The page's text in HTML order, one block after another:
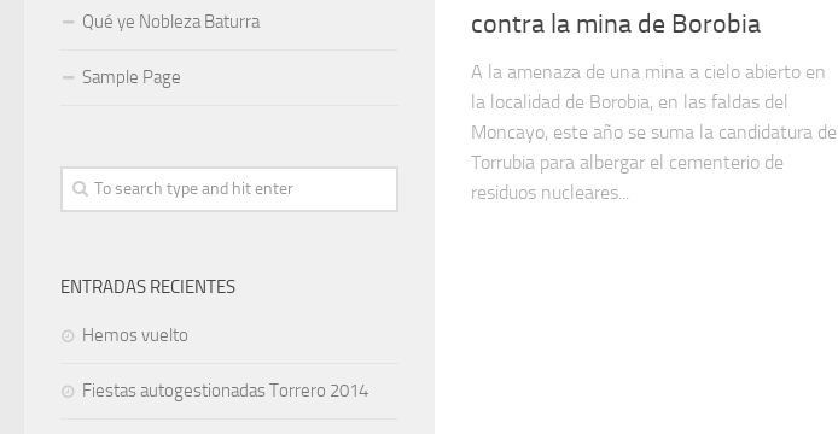
contra la mina de Borobia
A la amenaza de una mina a cielo abierto en
la localidad de Borobia, en las faldas del
Moncayo, este año se suma la candidatura de
Torrubia para albergar el cementerio de
residuos nucleares...
Qué ye Nobleza Baturra
Sample Page
ENTRADAS RECIENTES
Hemos vuelto
Fiestas autogestionadas Torrero 2014